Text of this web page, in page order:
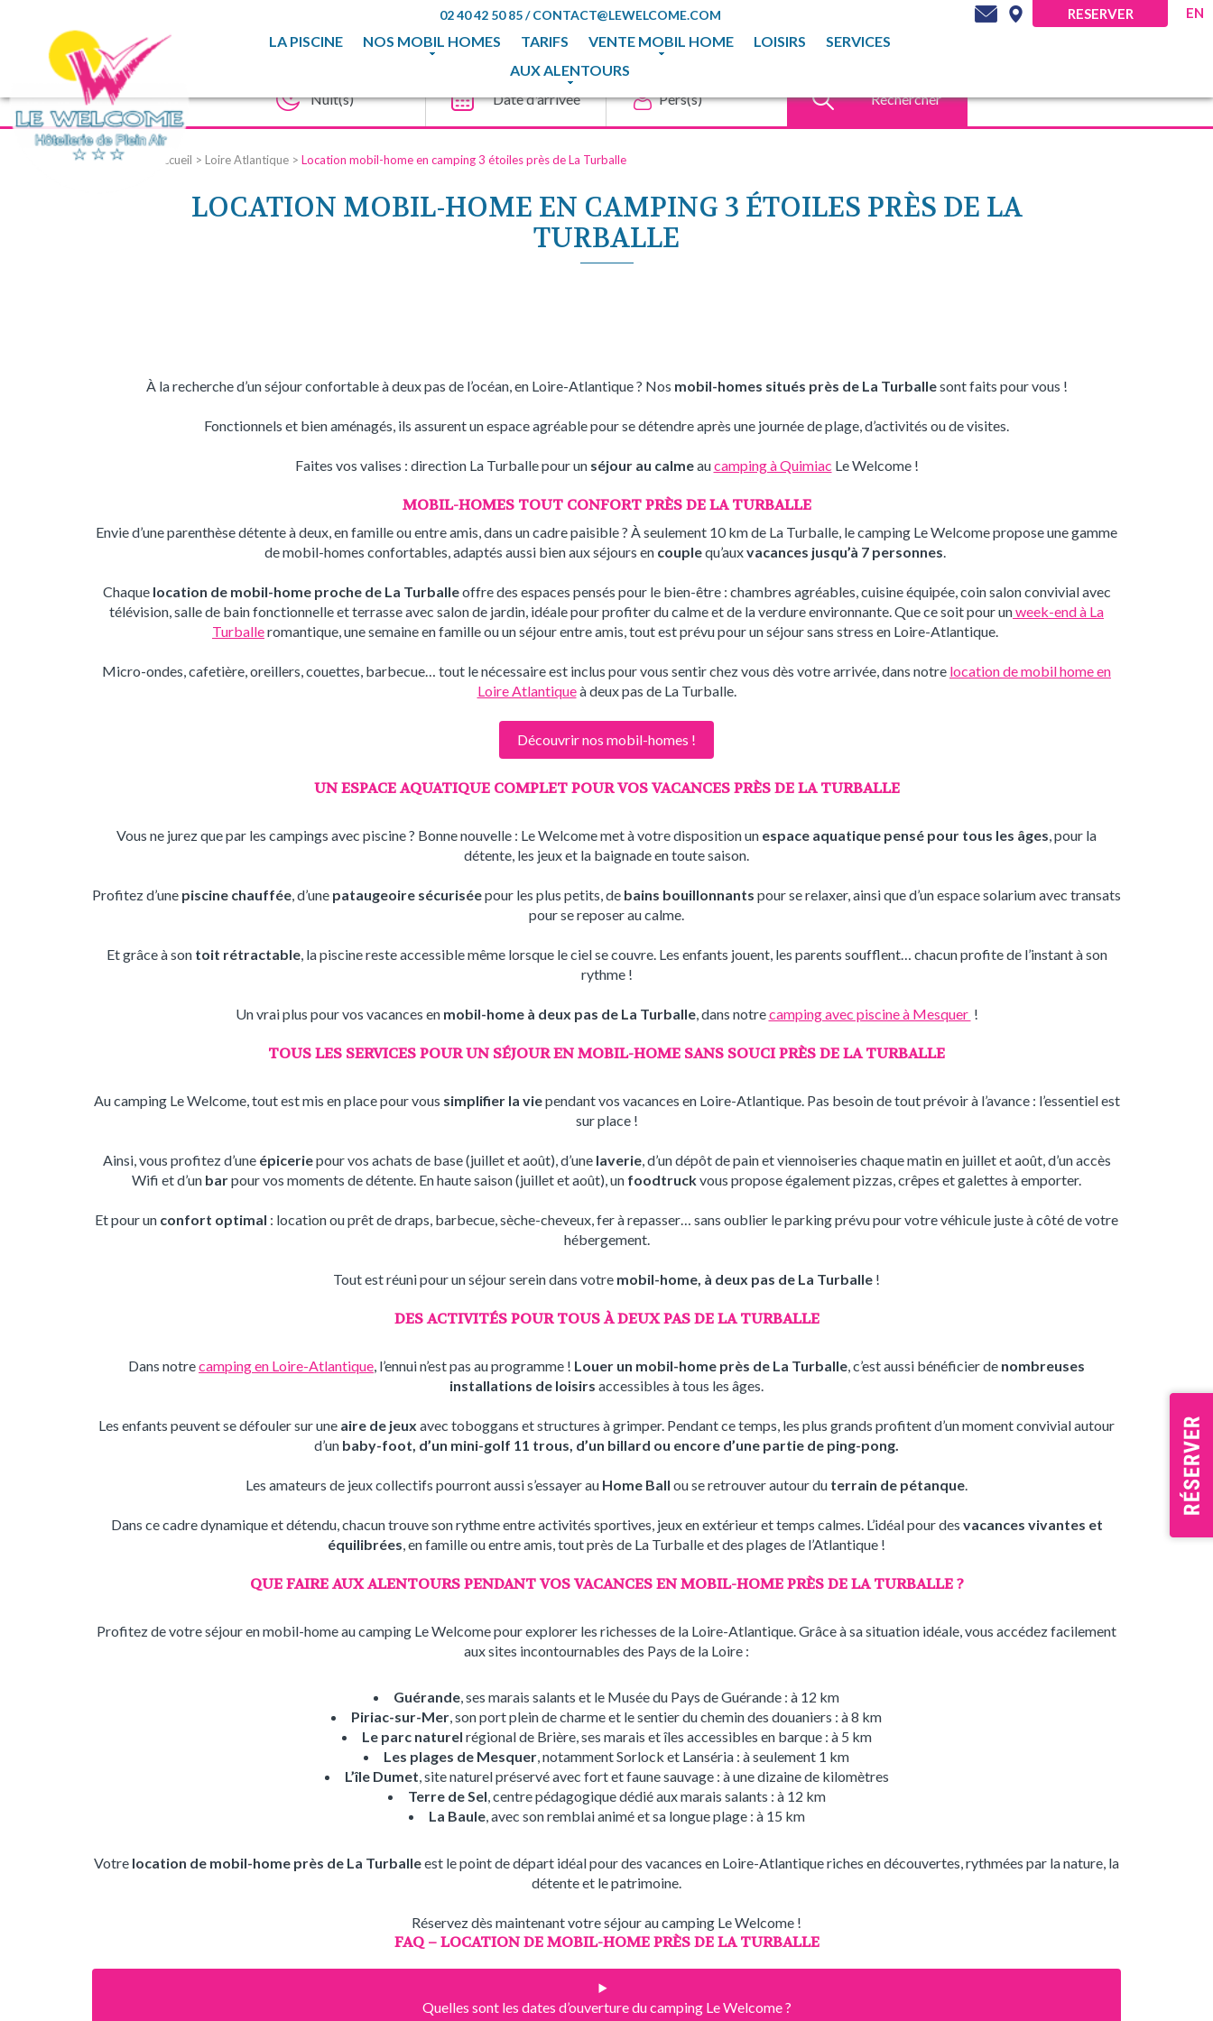
02 40 42 50 85/CONTACT@LEWELCOME.COM
LA PISCINE NOS MOBIL HOMES TARIFS VENTE MOBIL HOME LOISIRS
SERVICES
AUX ALENTOURS
RESERVER EN
Rechercher
Accueil > Loire Atlantique > Location mobil-home en camping 3 étoiles près de La Turballe
LOCATION MOBIL-HOME EN CAMPING 3 ÉTOILES PRÈS DE LA
TURBALLE
À la recherche d’un séjour confortable à deux pas de l’océan, en Loire-Atlantique ? Nos mobil-homes situés près de La Turballesont faits pour vous !
Fonctionnels et bien aménagés, ils assurent un espace agréable pour se détendre après une journée de plage, d’activités ou de visites.
Faites vos valises : direction La Turballe pour unséjour au calmeaucamping à Quimiac Le Welcome !
MOBIL-HOMES TOUT CONFORT PRÈS DE LA TURBALLE
Envie d’une parenthèse détente à deux, en famille ou entre amis, dans un cadre paisible ? À seulement 10 km de La Turballe, le camping Le Welcome propose une gamme
de mobil-homes confortables, adaptés aussi bien aux séjours en couplequ’auxvacances jusqu’à 7 personnes.
Chaquelocation de mobil-home proche de La Turballeoffre des espaces pensés pour le bien-être : chambres agréables, cuisine équipée, coin salon convivial avec
télévision, salle de bain fonctionnelle et terrasse avec salon de jardin, idéale pour profiter du calme et de la verdure environnante. Que ce soit pour unweek-end à La
Turballeromantique, une semaine en famille ou un séjour entre amis, tout est prévu pour un séjour sans stress en Loire-Atlantique.
Micro-ondes, cafetière, oreillers, couettes, barbecue… tout le nécessaire est inclus pour vous sentir chez vous dès votre arrivée, dans notre location de mobil home en
Loire Atlantiqueà deux pas de La Turballe.
Découvrir nos mobil-homes !
UN ESPACE AQUATIQUE COMPLET POUR VOS VACANCES PRÈS DE LA TURBALLE
Vous ne jurez que par les campings avec piscine ? Bonne nouvelle : Le Welcome met à votre disposition un espace aquatique pensé pour tous les âges, pour la
détente, les jeux et la baignade en toute saison.
Profitez d’une piscine chauffée, d’une pataugeoire sécuriséepour les plus petits, de bains bouillonnants pour se relaxer, ainsi que d’un espace solarium avec transats
pour se reposer au calme.
Et grâce à son toit rétractable, la piscine reste accessible même lorsque le ciel se couvre. Les enfants jouent, les parents soufflent… chacun profite de l’instant à son
rythme !
Un vrai plus pour vos vacances en mobil-home à deux pas de La Turballe, dans notrecamping avec piscine à Mesquer !
TOUS LES SERVICES POUR UN SÉJOUR EN MOBIL-HOME SANS SOUCI PRÈS DE LA TURBALLE
Au camping Le Welcome, tout est mis en place pour vous simplifier la viependant vos vacances en Loire-Atlantique. Pas besoin de tout prévoir à l’avance : l’essentiel est
sur place !
Ainsi, vous profitez d’une épiceriepour vos achats de base (juillet et août), d’une laverie, d’un dépôt de pain et viennoiseries chaque matin en juillet et août, d’un accès
Wifi et d’un barpour vos moments de détente. En haute saison (juillet et août), un foodtruckvous propose également pizzas, crêpes et galettes à emporter.
Et pour un confort optimal : location ou prêt de draps, barbecue, sèche-cheveux, fer à repasser… sans oublier le parking prévu pour votre véhicule juste à côté de votre
hébergement.
Tout est réuni pour un séjour serein dans votre mobil-home, à deux pas de La Turballe !
DES ACTIVITÉS POUR TOUS À DEUX PAS DE LA TURBALLE
Dans notrecamping en Loire-Atlantique, l’ennui n’est pas au programme ! Louer un mobil-home près de La Turballe, c’est aussi bénéficier de nombreuses
installations de loisirs accessibles à tous les âges.
Les enfants peuvent se défouler sur une aire de jeux avec toboggans et structures à grimper. Pendant ce temps, les plus grands profitent d’un moment convivial autour
d’un baby-foot, d’un mini-golf 11 trous, d’un billard ou encore d’une partie de ping-pong.
Les amateurs de jeux collectifs pourront aussi s’essayer au Home Ball ou se retrouver autour du terrain de pétanque.
Dans ce cadre dynamique et détendu, chacun trouve son rythme entre activités sportives, jeux en extérieur et temps calmes. L’idéal pour des vacances vivantes et
équilibrées, en famille ou entre amis, tout près de La Turballe et des plages de l’Atlantique !
QUE FAIRE AUX ALENTOURS PENDANT VOS VACANCES EN MOBIL-HOME PRÈS DE LA TURBALLE ?
Profitez de votre séjour en mobil-home au camping Le Welcome pour explorer les richesses de la Loire-Atlantique. Grâce à sa situation idéale, vous accédez facilement
aux sites incontournables des Pays de la Loire :
Guérande, ses marais salants et le Musée du Pays de Guérande : à 12 km
Piriac-sur-Mer, son port plein de charme et le sentier du chemin des douaniers : à 8 km
Le parc naturel régional de Brière, ses marais et îles accessibles en barque : à 5 km
Les plages de Mesquer, notamment Sorlock et Lanséria : à seulement 1 km
L’île Dumet, site naturel préservé avec fort et faune sauvage : à une dizaine de kilomètres
Terre de Sel, centre pédagogique dédié aux marais salants : à 12 km
La Baule, avec son remblai animé et sa longue plage : à 15 km
Votre location de mobil-home près de La Turballeest le point de départ idéal pour des vacances en Loire-Atlantique riches en découvertes, rythmées par la nature, la
détente et le patrimoine.
Réservez dès maintenant votre séjour au camping Le Welcome !
FAQ – LOCATION DE MOBIL-HOME PRÈS DE LA TURBALLE
Quelles sont les dates d’ouverture du camping Le Welcome ?